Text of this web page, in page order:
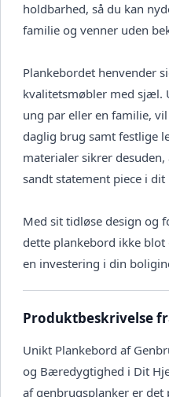
holdbarhed, så du kan
familie og venner uden
Plankebordet henvender
kvalitetsmøbler med sjæl.
ung par eller en familie,
daglig brug samt festlige
materialer sikrer
sandt statement piece i dit
Med sit tidløse design og
dette plankebord ikke
en investering i din
Produktbeskrivelse
Unikt Plankebord af
og Bæredygtighed i Dit
af genbrugsplanker er